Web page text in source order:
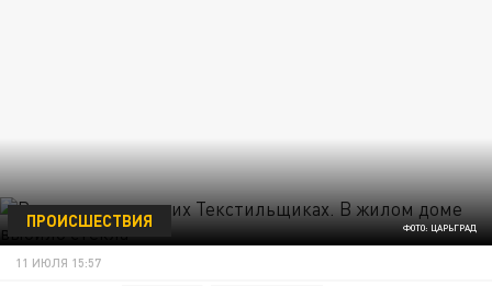
ФОТО: ЦАРЬГРАД
ПРОИСШЕСТВИЯ
11 ИЮЛЯ 15:57